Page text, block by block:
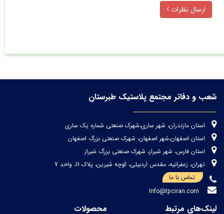
ارسال نظرات
شعب و دفاتر مجتمع پلاستیک طبرستان
استان مازندران، شهر ساری،شهرک صنعتی شماره یک ساری
استان اصفهان،شهر اصفهان، شهرک صنعتی بزرگ اصفهان
استان فارس، شهر شیراز، شهرک صنعتی بزرگ شیراز
تهران، زعفرانیه، مقدس اردبیلی، کوچه شیرین، پلاک 11، واحد 7
تماس با ما
لینک‌های مرتبط محصولات